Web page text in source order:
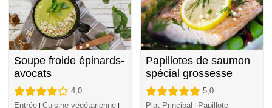
Soupe froide épinards-
avocats
4,0
Entrée Cuisine végétarienne
Papillotes de saumon
spécial grossesse
5,0
Plat Principal
Papillote